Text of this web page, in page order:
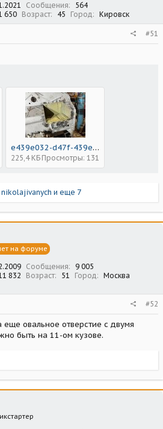
Сообщения
564
650 Возраст 45 Город Кировск
#51
e439e032-d47f-439e-b960-405ffaba8350.jpeg
225,4 КБ Просмотры: 131
nikolajivanych и еще 7
на форуме
Сообщения
9 005
832 Возраст 51 Город
Москва
#52
овальное отверстие с двумя
быть на 11-ом кузове.